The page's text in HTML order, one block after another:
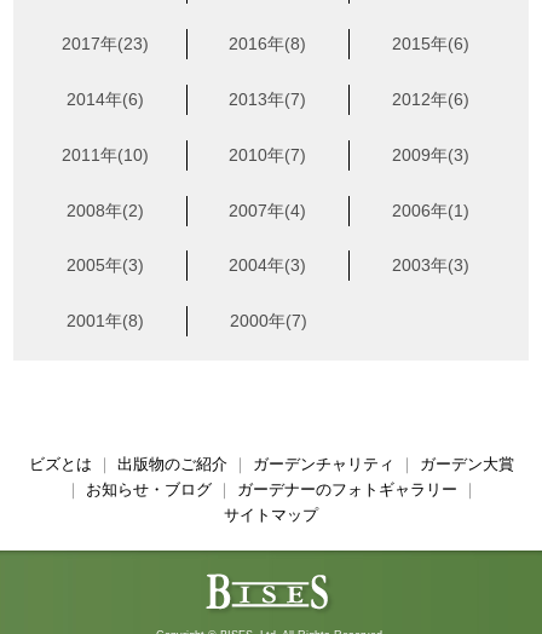
2017年(23) 2016年(8) 2015年(6)
2014年(6) 2013年(7) 2012年(6)
2011年(10) 2010年(7) 2009年(3)
2008年(2) 2007年(4) 2006年(1)
2005年(3) 2004年(3) 2003年(3)
2001年(8) 2000年(7)
ビズとは 出版物のご紹介｜ ガーデンチャリティ
ガーデン大賞
お知らせ・ブログ｜ ガーデナーのフォトギャラリー
サイトマップ